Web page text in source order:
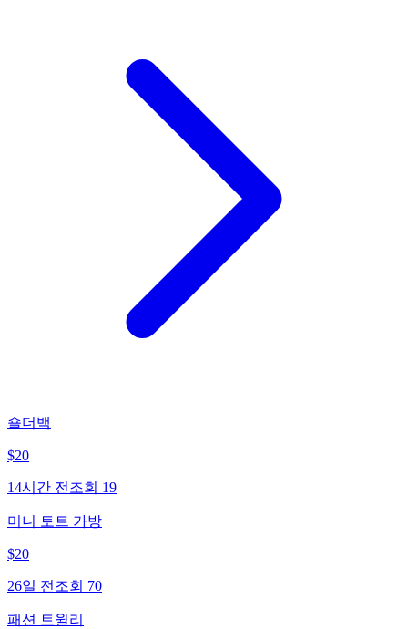
숄더백
$20
14시간 전 조회 19
미니 토트 가방
$20
26일 전 조회 70
패션 트윌리